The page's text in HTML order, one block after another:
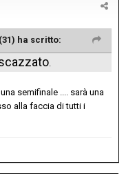
ha scritto:
.
semifinale .... sarà una
alla faccia di tutti i